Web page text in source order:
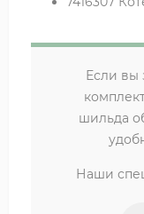
Если вы
шильда
Наши